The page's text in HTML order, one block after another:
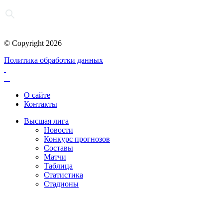
© Copyright 2026
Политика обработки данных
О сайте
Контакты
Высшая лига
Новости
Конкурс прогнозов
Составы
Матчи
Таблица
Статистика
Стадионы